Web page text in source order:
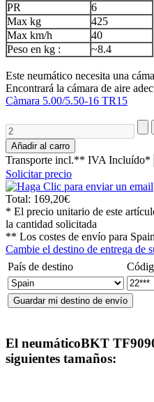
PR
6
Max kg
425
Max km/h
40
Peso en kg :
~8.4
Este neumático necesita una
Encontrará la cámara de aire
Càmara 5.00/5.50-16 TR15
Transporte incl.** IVA Incluído*
Solicitar precio
Total: 169,20€
* El precio unitario de este
la cantidad solicitada
** Los costes de envío para
Cambie el destino de entrega de
País de destino
El neumáticoBKT
siguientes tamaños: